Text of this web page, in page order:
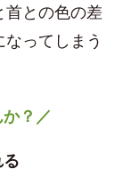
首との色の差
ってしまう
？／